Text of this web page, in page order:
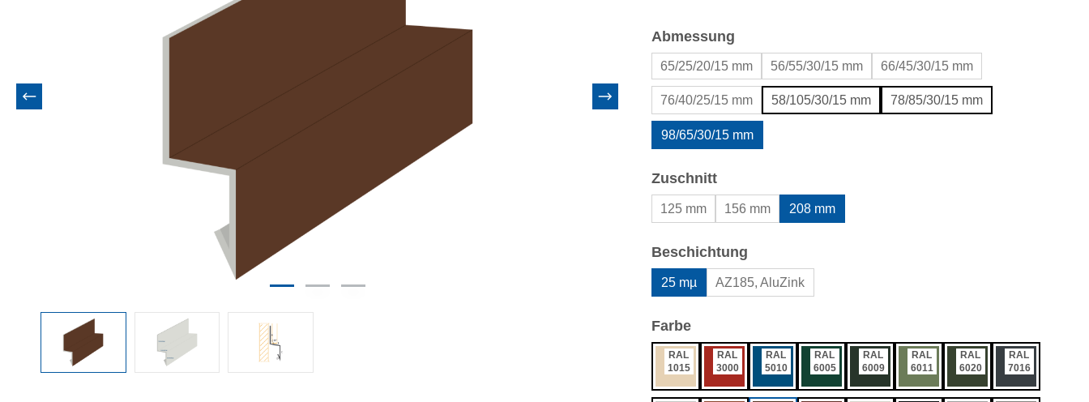
Abmessung
65/25/20/15 mm 56/55/30/15 mm 66/45/30/15 mm
76/40/25/15 mm 58/105/30/15 mm 78/85/30/15 mm
98/65/30/15 mm
Zuschnittauswählen
125 mm 156 mm 208 mm
Beschichtung
25 mµ AZ185, AluZink
Farbeauswählen
RAL
1015
RAL
3000
RAL
5010
RAL
6005
RAL
6009
RAL
6011
RAL
6020
RAL
7016